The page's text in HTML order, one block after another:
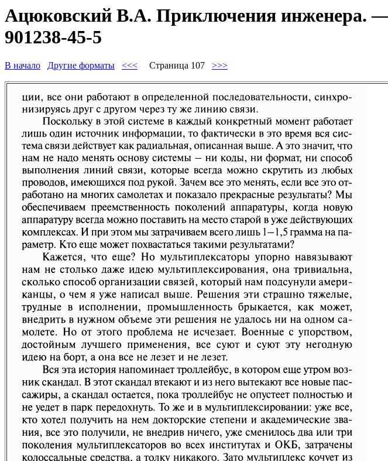
Ацюковский В.А. Приключения инженера.
901238-45-5
В начало Другие форматы <<< Страница 107 >>>